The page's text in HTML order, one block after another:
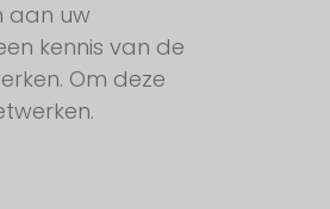
aan uw
kennis van de
Om deze